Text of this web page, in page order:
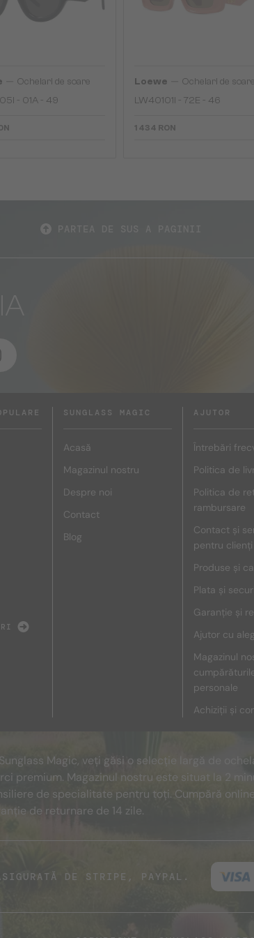
Ochelari de soare
- 01A - 49
Loewe
Ochelari de soare
LW40101I - 72E - 46
1 434 RON
SUNGLASS MAGIC
Acasă
Magazinul nostru
Despre noi
Contact
Blog
AJUTOR
Întrebări
Politica de
Politica de
rambursare
Contact și
pentru clienți
Produse și
Plata și
Garanție și
Ajutor cu
Magazinul
personale
Achiziții și
Magic, veți găsi o selecție largă de
premium. Magazinul nostru este situat la 2
de specialitate pentru toți. Cumpără
de returnare de 14 zile.
DE STRIPE, PAYPAL.